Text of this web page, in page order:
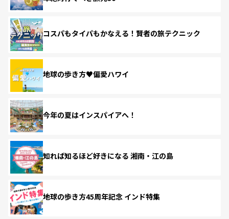
コスパもタイパもかなえる！賢者の旅テクニック
地球の歩き方♥偏愛ハワイ
今年の夏はインスパイアへ！
知れば知るほど好きになる 湘南・江の島
地球の歩き方45周年記念 インド特集